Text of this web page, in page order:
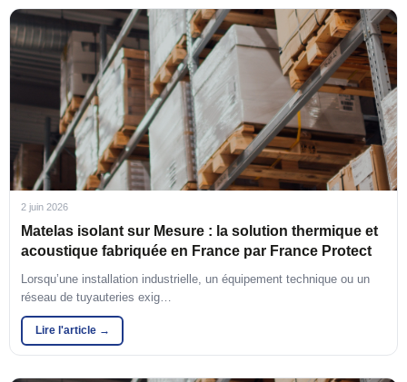
2 juin 2026
Matelas isolant sur Mesure : la solution thermique et
acoustique fabriquée en France par France Protect
Lorsqu’une installation industrielle, un équipement technique ou un
réseau de tuyauteries exig…
Lire l'article →